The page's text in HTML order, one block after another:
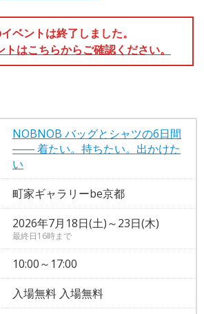
ベントは終了しました。
はこちらからご確認ください。
NOBNOB バッグとシャツの6日間
―― 着たい。持ちたい。出かけた
い
町家ギャラリーbe京都
2026年7月18日(土)～23日(木)
最終日16時まで
10:00～17:00
入場無料 入場無料